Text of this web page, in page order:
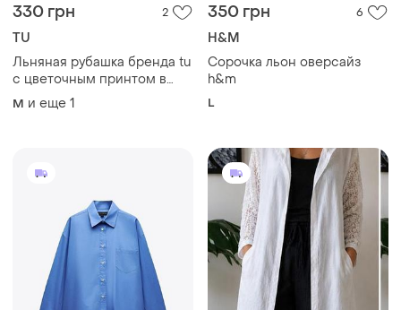
330 грн 2
TU
Льняная рубашка бренда tu
с цветочным принтом в
розовых тонах.
M и еще 1
350 грн 6
H&M
Сорочка льон оверсайз
h&m
L